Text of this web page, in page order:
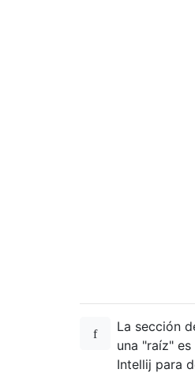
La sección
una "raíz"
Intellij para